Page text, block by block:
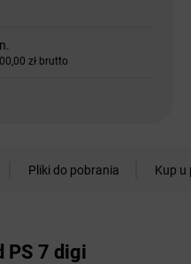
zł brutto
Pliki do pobrania Kup u
PS 7 digi